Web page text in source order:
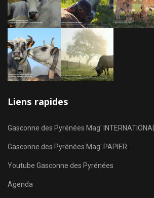
Liens rapides
Gasconne des Pyrénées Mag' INTERNATIONAL
Gasconne des Pyrénées Mag' PAPIER
Youtube Gasconne des Pyrénées
Agenda